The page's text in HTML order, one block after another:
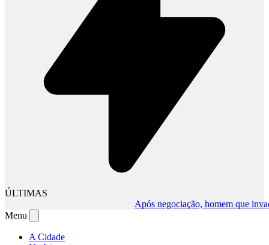
ÚLTIMAS
Após negociação, homem que
Menu
A Cidade